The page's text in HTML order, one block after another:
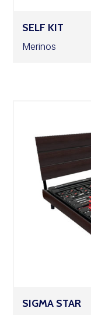
SELF KIT
Merinos
SIGMA STAR